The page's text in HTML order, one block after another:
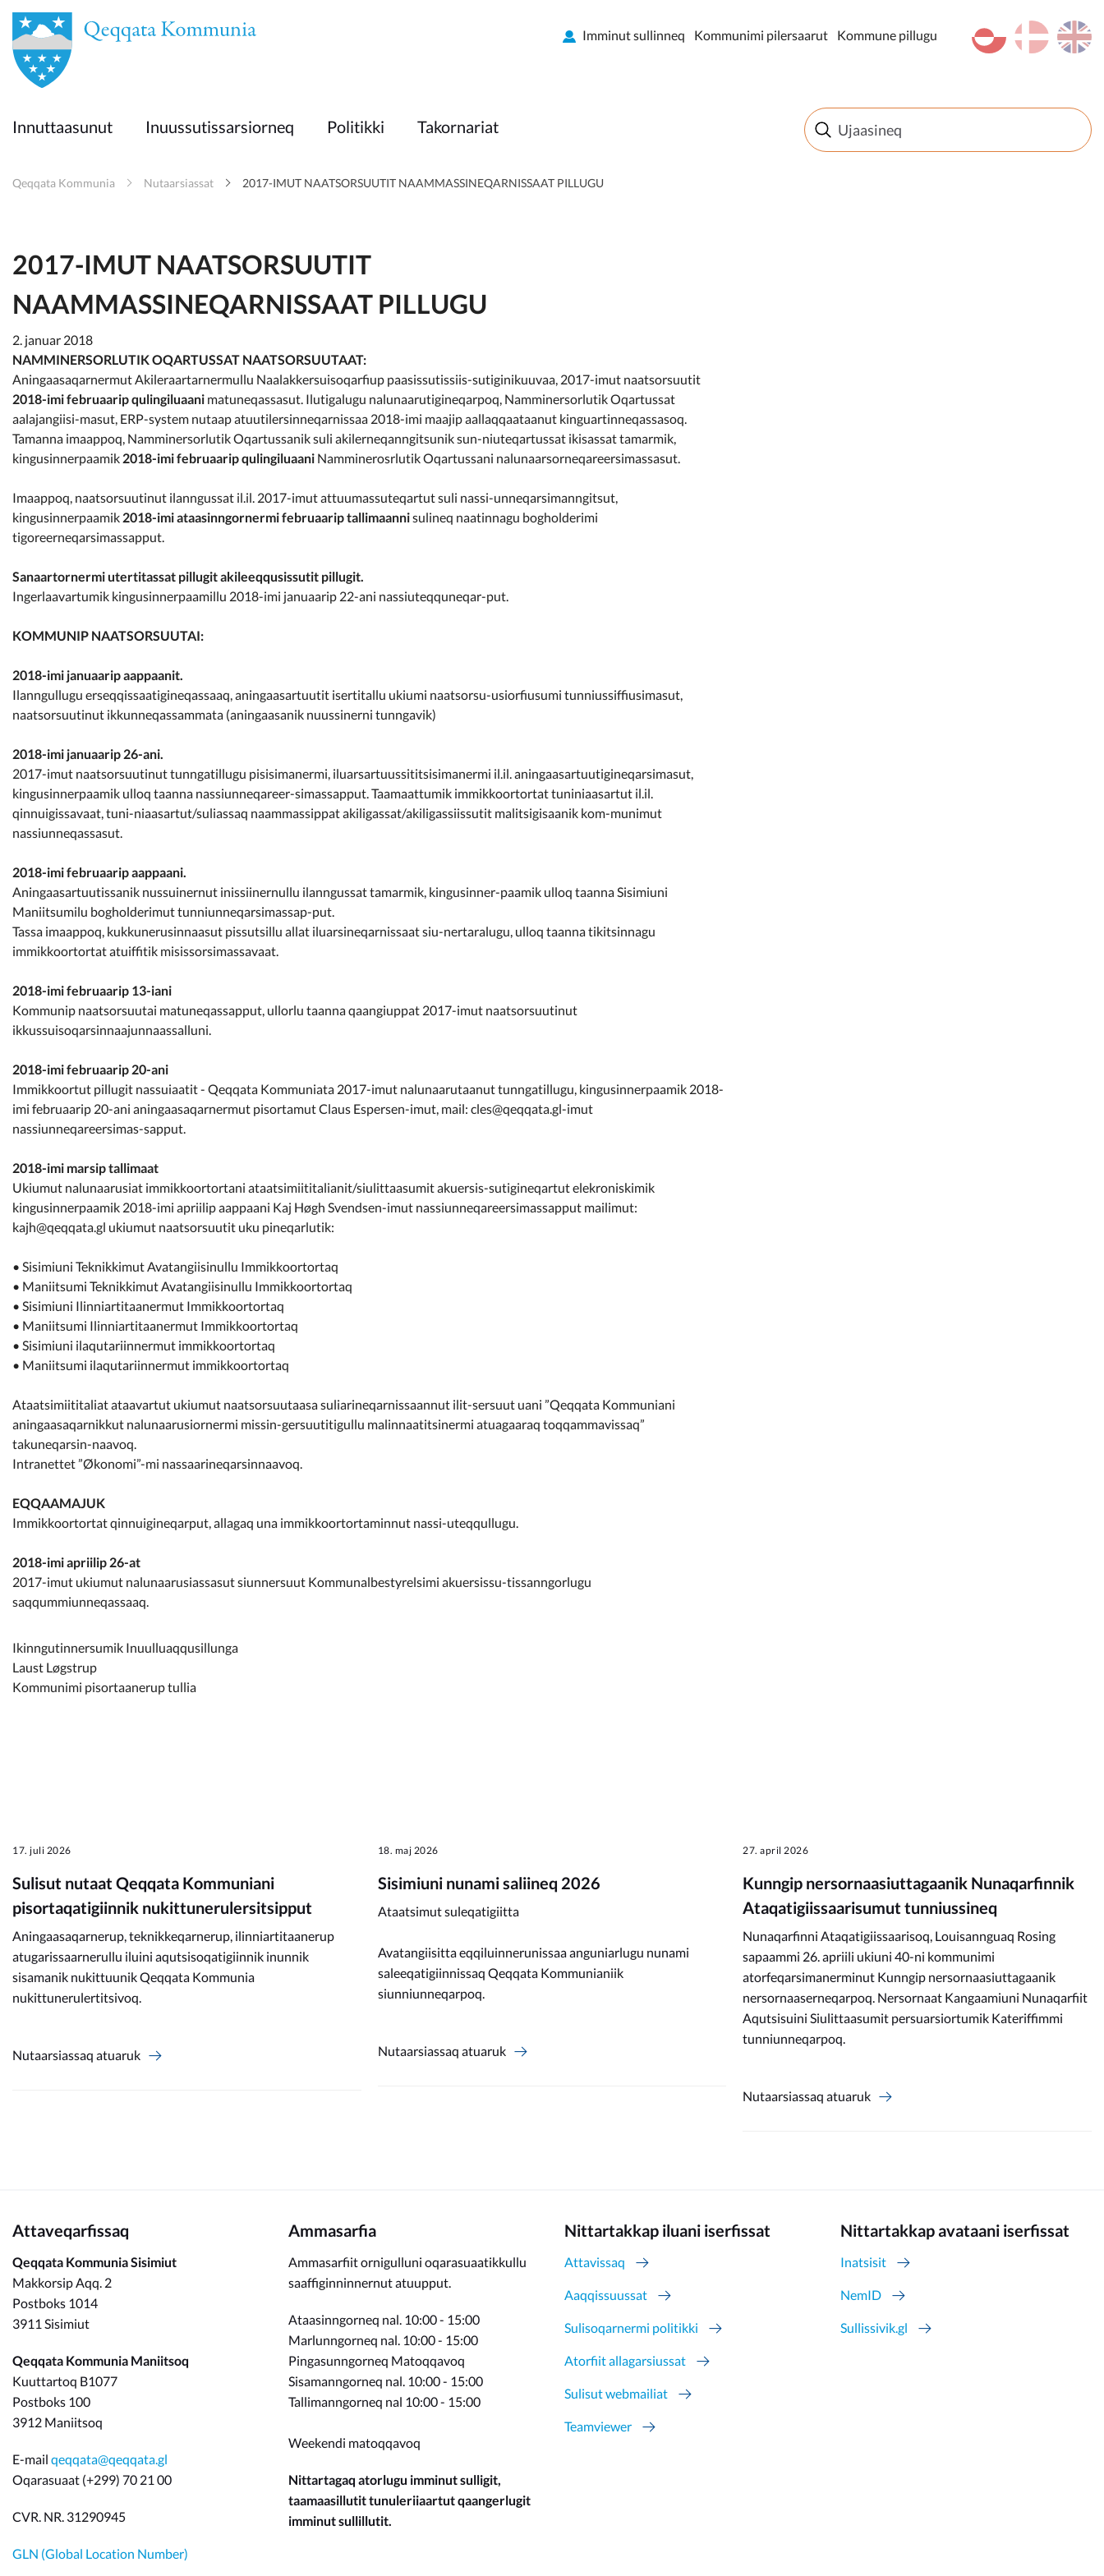
en
Innuttaasunut
Politikki
Kommunimi pilersaarut
Kommune pillugu
en
da
kl-GL
Imminut sullinneq Kommunimi pilersaarut Kommune pillugu
Innuttaasunut Inuussutissarsiorneq Politikki Takornariat
Qeqqata Kommunia Nutaarsiassat 2017-IMUT NAATSORSUUTIT NAAMMASSINEQARNISSAAT PILLUGU
2017-IMUT NAATSORSUUTIT
NAAMMASSINEQARNISSAAT PILLUGU
2. januar 2018
NAMMINERSORLUTIK OQARTUSSAT NAATSORSUUTAAT:
Aningaasaqarnermut Akileraartarnermullu Naalakkersuisoqarfiup paasissutissiis-sutiginikuuvaa, 2017-imut naatsorsuutit
2018-imi februaarip qulingiluaani matuneqassasut. Ilutigalugu nalunaarutigineqarpoq, Namminersorlutik Oqartussat
aalajangiisi-masut, ERP-system nutaap atuutilersinneqarnissaa 2018-imi maajip aallaqqaataanut kinguartinneqassasoq.
Tamanna imaappoq, Namminersorlutik Oqartussanik suli akilerneqanngitsunik sun-niuteqartussat ikisassat tamarmik,
kingusinnerpaamik 2018-imi februaarip qulingiluaani Namminerosrlutik Oqartussani nalunaarsorneqareersimassasut.
Imaappoq, naatsorsuutinut ilanngussat il.il. 2017-imut attuumassuteqartut suli nassi-unneqarsimanngitsut,
kingusinnerpaamik 2018-imi ataasinngornermi februaarip tallimaannisulineq naatinnagu bogholderimi
tigoreerneqarsimassapput.
Sanaartornermi utertitassat pillugit akileeqqusissutit pillugit.
Ingerlaavartumik kingusinnerpaamillu 2018-imi januaarip 22-ani nassiuteqquneqar-put.
KOMMUNIP NAATSORSUUTAI:
2018-imi januaarip aappaanit.
Ilanngullugu erseqqissaatigineqassaaq, aningaasartuutit isertitallu ukiumi naatsorsu-usiorfiusumi tunniussiffiusimasut,
naatsorsuutinut ikkunneqassammata (aningaasanik nuussinerni tunngavik)
2018-imi januaarip 26-ani.
2017-imut naatsorsuutinut tunngatillugu pisisimanermi, iluarsartuussititsisimanermi il.il. aningaasartuutigineqarsimasut,
kingusinnerpaamik ulloq taanna nassiunneqareer-simassapput. Taamaattumik immikkoortortat tuniniaasartut il.il.
qinnuigissavaat, tuni-niaasartut/suliassaq naammassippat akiligassat/akiligassiissutit malitsigisaanik kom-munimut
nassiunneqassasut.
2018-imi februaarip aappaani.
Aningaasartuutissanik nussuinernut inissiinernullu ilanngussat tamarmik, kingusinner-paamik ulloq taanna Sisimiuni
Maniitsumilu bogholderimut tunniunneqarsimassap-put.
Tassa imaappoq, kukkunerusinnaasut pissutsillu allat iluarsineqarnissaat siu-nertaralugu, ulloq taanna tikitsinnagu
immikkoortortat atuiffitik misissorsimassavaat.
2018-imi februaarip 13-iani
Kommunip naatsorsuutai matuneqassapput, ullorlu taanna qaangiuppat 2017-imut naatsorsuutinut
ikkussuisoqarsinnaajunnaassalluni.
2018-imi februaarip 20-ani
Immikkoortut pillugit nassuiaatit - Qeqqata Kommuniata 2017-imut nalunaarutaanut tunngatillugu, kingusinnerpaamik 2018-
imi februaarip 20-ani aningaasaqarnermut pisortamut Claus Espersen-imut, mail: cles@qeqqata.gl-imut
nassiunneqareersimas-sapput.
2018-imi marsip tallimaat
Ukiumut nalunaarusiat immikkoortortani ataatsimiititalianit/siulittaasumit akuersis-sutigineqartut elekroniskimik
kingusinnerpaamik 2018-imi apriilip aappaani Kaj Høgh Svendsen-imut nassiunneqareersimassapput mailimut:
kajh@qeqqata.gl ukiumut naatsorsuutit uku pineqarlutik:
• Sisimiuni Teknikkimut Avatangiisinullu Immikkoortortaq
• Maniitsumi Teknikkimut Avatangiisinullu Immikkoortortaq
• Sisimiuni Ilinniartitaanermut Immikkoortortaq
• Maniitsumi Ilinniartitaanermut Immikkoortortaq
• Sisimiuni ilaqutariinnermut immikkoortortaq
• Maniitsumi ilaqutariinnermut immikkoortortaq
Ataatsimiititaliat ataavartut ukiumut naatsorsuutaasa suliarineqarnissaannut ilit-sersuut uani ”Qeqqata Kommuniani
aningaasaqarnikkut nalunaarusiornermi missin-gersuutitigullu malinnaatitsinermi atuagaaraq toqqammavissaq”
takuneqarsin-naavoq.
Intranettet ”Økonomi”-mi nassaarineqarsinnaavoq.
EQQAAMAJUK
Immikkoortortat qinnuigineqarput, allagaq una immikkoortortaminnut nassi-uteqqullugu.
2018-imi apriilip 26-at
2017-imut ukiumut nalunaarusiassasut siunnersuut Kommunalbestyrelsimi akuersissu-tissanngorlugu
saqqummiunneqassaaq.
Ikinngutinnersumik Inuulluaqqusillunga
Laust Løgstrup
Kommunimi pisortaanerup tullia
17. juli 2026
Sulisut nutaat Qeqqata Kommuniani
pisortaqatigiinnik nukittunerulersitsipput
Aningaasaqarnerup, teknikkeqarnerup, ilinniartitaanerup
atugarissaarnerullu iluini aqutsisoqatigiinnik inunnik
sisamanik nukittuunik Qeqqata Kommunia
nukittunerulertitsivoq.
Nutaarsiassaq atuaruk
18. maj 2026
Sisimiuni nunami saliineq 2026
Ataatsimut suleqatigiitta
Avatangiisitta eqqiluinnerunissaa anguniarlugu nunami
saleeqatigiinnissaq Qeqqata Kommunianiik
siunniunneqarpoq.
Nutaarsiassaq atuaruk
27. april 2026
Kunngip nersornaasiuttagaanik Nunaqarfinnik
Ataqatigiissaarisumut tunniussineq
Nunaqarfinni Ataqatigiissaarisoq, Louisannguaq Rosing
sapaammi 26. apriili ukiuni 40-ni kommunimi
atorfeqarsimanerminut Kunngip nersornaasiuttagaanik
nersornaaserneqarpoq. Nersornaat Kangaamiuni Nunaqarfiit
Aqutsisuini Siulittaasumit persuarsiortumik Kateriffimmi
tunniunneqarpoq.
Nutaarsiassaq atuaruk
Attaveqarfissaq
Qeqqata Kommunia Sisimiut
Makkorsip Aqq. 2
Postboks 1014
3911 Sisimiut
Qeqqata Kommunia Maniitsoq
Kuuttartoq B1077
Postboks 100
3912 Maniitsoq
E-mail qeqqata@qeqqata.gl
Oqarasuaat (+299) 70 21 00
CVR. NR. 31290945
GLN (Global Location Number)
Ammasarfia
Ammasarfiit ornigulluni oqarasuaatikkullu
saaffiginninnernut atuupput.
Ataasinngorneq nal. 10:00 - 15:00
Marlunngorneq nal. 10:00 - 15:00
Pingasunngorneq Matoqqavoq
Sisamanngorneq nal. 10:00 - 15:00
Tallimanngorneq nal 10:00 - 15:00
Weekendi matoqqavoq
Nittartagaq atorlugu imminut sulligit,
taamaasillutit tunuleriiaartut qaangerlugit
imminut sullillutit.
Nittartakkap iluani iserfissat
Attavissaq
Aaqqissuussat
Sulisoqarnermi politikki
Atorfiit allagarsiussat
Sulisut webmailiat
Teamviewer
Nittartakkap avataani iserfissat
Inatsisit
NemID
Sullissivik.gl